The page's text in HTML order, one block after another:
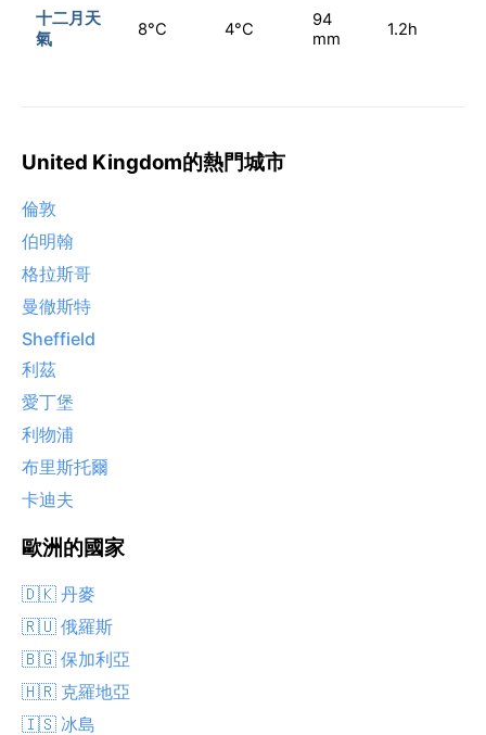
十二月天
氣
8°C 4°C
94
mm
1.2h
United Kingdom的熱門城市
倫敦
伯明翰
格拉斯哥
曼徹斯特
Sheffield
利茲
愛丁堡
利物浦
布里斯托爾
卡迪夫
歐洲的國家
🇩🇰 丹麥
🇷🇺 俄羅斯
🇧🇬 保加利亞
🇭🇷 克羅地亞
🇮🇸 冰島